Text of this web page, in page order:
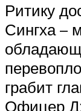
Ритику
Сингха –
грабит
Офицер